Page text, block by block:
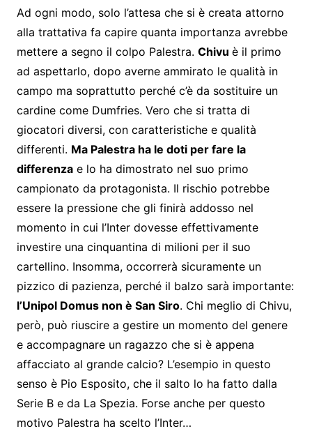
Ad ogni modo, solo l’attesa che si è creata attorno
alla trattativa fa capire quanta importanza avrebbe
mettere a segno il colpo Palestra. Chivu è il primo
ad aspettarlo, dopo averne ammirato le qualità in
campo ma soprattutto perché c’è da sostituire un
cardine come Dumfries. Vero che si tratta di
giocatori diversi, con caratteristiche e qualità
differenti. Ma Palestra ha le doti per fare la
differenzae lo ha dimostrato nel suo primo
campionato da protagonista. Il rischio potrebbe
essere la pressione che gli finirà addosso nel
momento in cui l’Inter dovesse effettivamente
investire una cinquantina di milioni per il suo
cartellino. Insomma, occorrerà sicuramente un
pizzico di pazienza, perché il balzo sarà importante:
l’Unipol Domus non è San Siro. Chi meglio di Chivu,
però, può riuscire a gestire un momento del genere
e accompagnare un ragazzo che si è appena
affacciato al grande calcio? L’esempio in questo
senso è Pio Esposito, che il salto lo ha fatto dalla
Serie B e da La Spezia. Forse anche per questo
motivo Palestra ha scelto l’Inter…